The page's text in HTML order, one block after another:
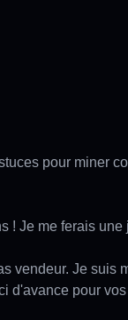
pour miner
! Je me ferais une
vendeur. Je suis
d'avance pour